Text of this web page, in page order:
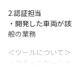
2.認証担当
・開発した車両が
般の業務
＜ツールについて＞
・コミュニケーシ